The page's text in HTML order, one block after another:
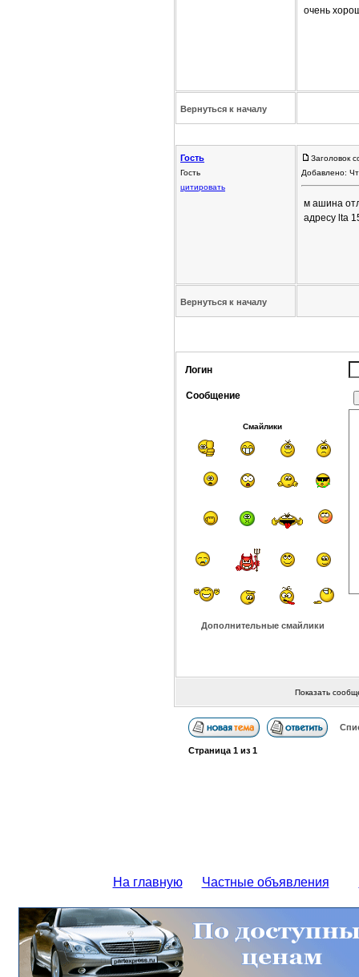
очень
Вернуться к началу
Гость
Гость
цитировать
Заголовок
Добавлено:
м ашина
адресу lta
Вернуться к началу
Логин
Сообщение
Смайлики
Дополнительные смайлики
Показать
Страница 1из 1
На главную Частные объявления